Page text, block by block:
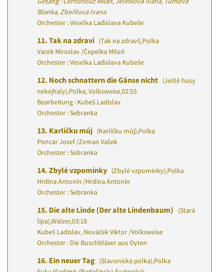
Blanka, Zbořilová Ivana
Orchester : Veselka Ladislava Kubeše
11. Tak na zdraví (Tak na zdraví),Polka
Vacek Miroslav /Čepelka Miloň
Orchester : Veselka Ladislava Kubeše
12. Noch schnattern die Gänse nicht (Ještě husy
nekejhaly),Polka, Volksweise,02:55
Bearbeitung : Kubeš Ladislav
Orchester : Sebranka
13. Karlíčku můj (Karlíčku můj),Polka
Poncar Josef/Zeman Vašek
Orchester : Sebranka
14. Zbylé vzpomínky (Zbylé vzpomínky),Polka
Hrdina Antonín /Hrdina Antonín
Orchester : Sebranka
15. Die alte Linde (Der alte Lindenbaum)
(Stará
lípa),Walzer,03:18
Kubeš Ladislav, Nováček Viktor /Volksweise
Orchester : Die Buschbläser aus Oyten
16. Ein neuer Tag (Slavonická polka),Polka